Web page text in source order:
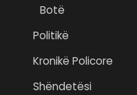
Botë
Politikë
Kronikë Policore
Shëndetësi